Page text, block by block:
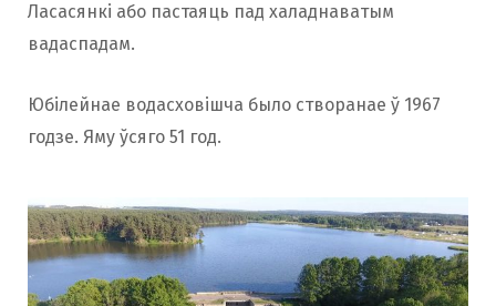
Ласасянкі або пастаяць пад халаднаватым
вадаспадам.
Юбілейнае водасховішча было створанае ў 1967
годзе. Яму ўсяго 51 год.